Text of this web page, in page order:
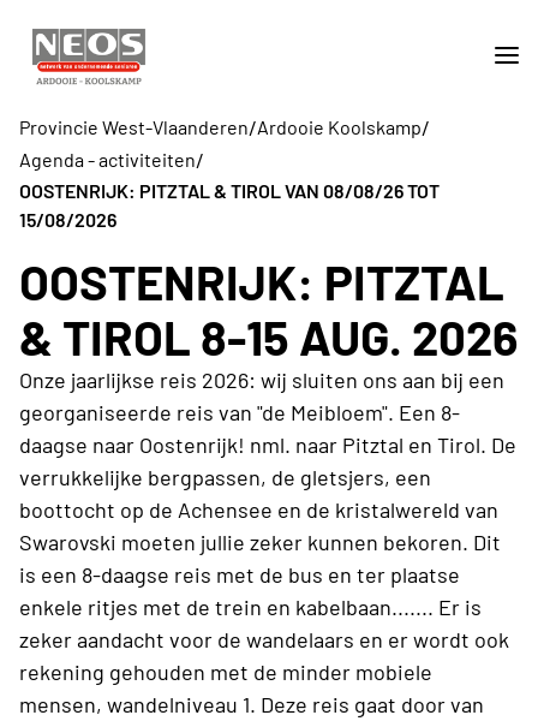
Provincie West-Vlaanderen/Ardooie Koolskamp/
Agenda - activiteiten/
OOSTENRIJK: PITZTAL & TIROL VAN 08/08/26 TOT
15/08/2026
OOSTENRIJK: PITZTAL
& TIROL 8-15 AUG. 2026
Onze jaarlijkse reis 2026: wij sluiten ons aan bij een
georganiseerde reis van "de Meibloem". Een 8-
daagse naar Oostenrijk! nml. naar Pitztal en Tirol. De
verrukkelijke bergpassen, de gletsjers, een
boottocht op de Achensee en de kristalwereld van
Swarovski moeten jullie zeker kunnen bekoren. Dit
is een 8-daagse reis met de bus en ter plaatse
enkele ritjes met de trein en kabelbaan....... Er is
zeker aandacht voor de wandelaars en er wordt ook
rekening gehouden met de minder mobiele
mensen, wandelniveau 1. Deze reis gaat door van